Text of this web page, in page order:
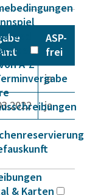
A-Z
& Karten
ASP-
frei
ja
ja